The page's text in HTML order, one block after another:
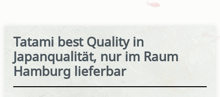
Tatami best Quality in
Japanqualität, nur im Raum
Hamburg lieferbar